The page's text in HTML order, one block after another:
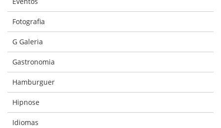
Fotografia
G Galeria
Gastronomia
Hamburguer
Hipnose
Idiomas